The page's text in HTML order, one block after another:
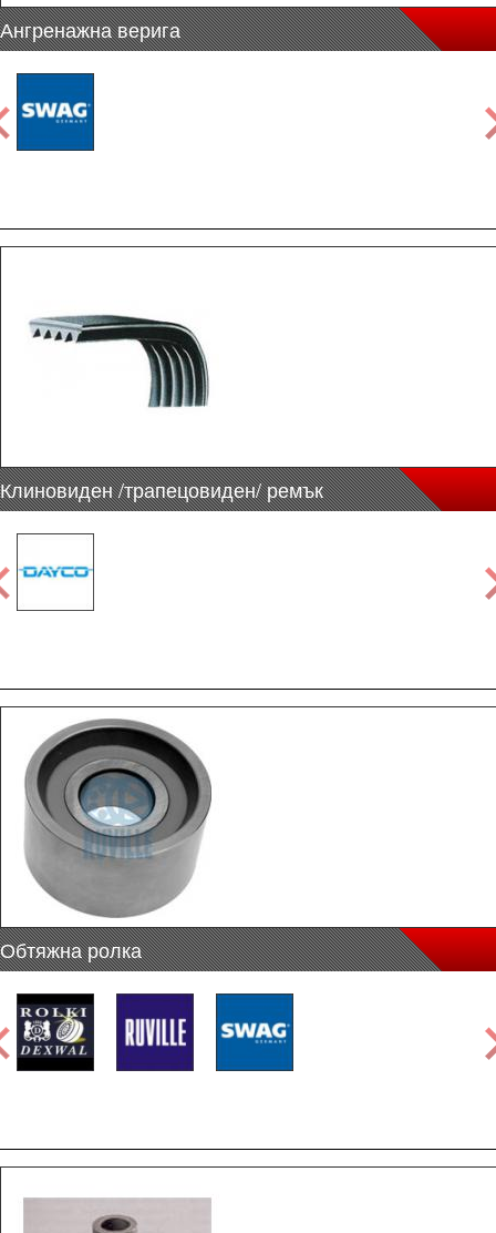
Ангренажна верига
Клиновиден /трапецовиден/ ремък
Обтяжна ролка